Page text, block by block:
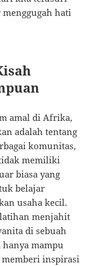
menggugah hati
amal di Afrika,
adalah tentang
komunitas,
memiliki
biasa yang
belajar
usaha kecil.
menjahit
di sebuah
mampu
inspirasi